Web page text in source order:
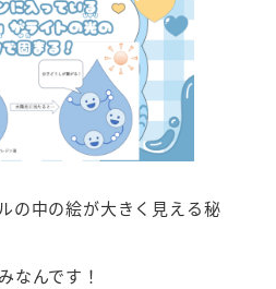
の中の絵が大きく見える秘
なんです！